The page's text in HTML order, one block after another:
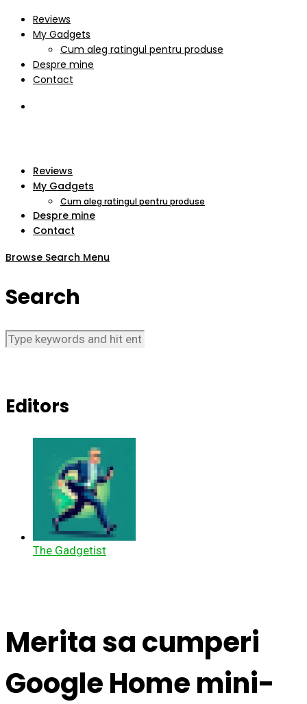
Reviews
My Gadgets
Cum aleg ratingul pentru produse
Despre mine
Contact
Reviews
My Gadgets
Cum aleg ratingul pentru produse
Despre mine
Contact
Browse Search Menu
Search
Editors
The Gadgetist
Merita sa cumperi
Google Home mini-